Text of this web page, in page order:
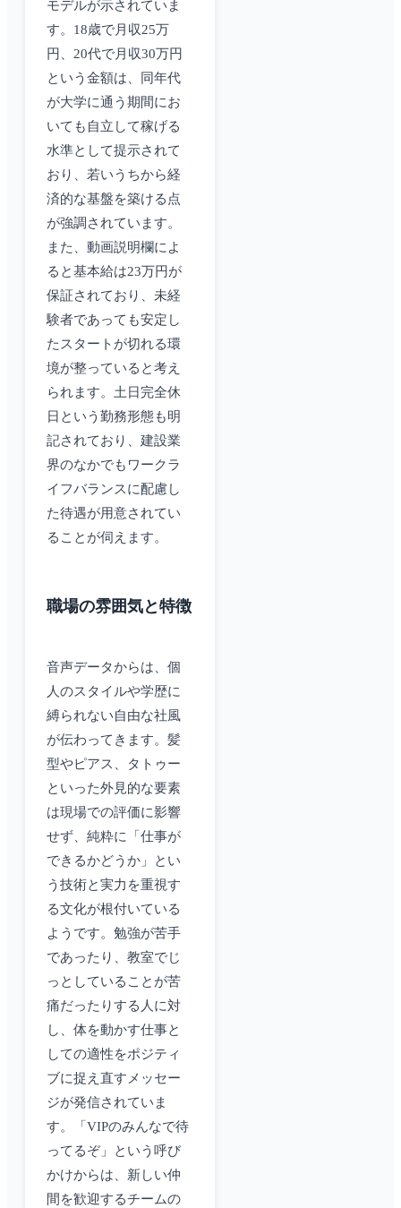
モデルが示されていま
す。18歳で月収25万
円、20代で月収30万円
という金額は、同年代
が大学に通う期間にお
いても自立して稼げる
水準として提示されて
おり、若いうちから経
済的な基盤を築ける点
が強調されています。
また、動画説明欄によ
ると基本給は23万円が
保証されており、未経
験者であっても安定し
たスタートが切れる環
境が整っていると考え
られます。土日完全休
日という勤務形態も明
記されており、建設業
界のなかでもワークラ
イフバランスに配慮し
た待遇が用意されてい
ることが伺えます。
職場の雰囲気と特徴
音声データからは、個
人のスタイルや学歴に
縛られない自由な社風
が伝わってきます。髪
型やピアス、タトゥー
といった外見的な要素
は現場での評価に影響
せず、純粋に「仕事が
できるかどうか」とい
う技術と実力を重視す
る文化が根付いている
ようです。勉強が苦手
であったり、教室でじ
っとしていることが苦
痛だったりする人に対
し、体を動かす仕事と
しての適性をポジティ
ブに捉え直すメッセー
ジが発信されていま
す。「VIPのみんなで待
ってるぞ」という呼び
かけからは、新しい仲
間を歓迎するチームの